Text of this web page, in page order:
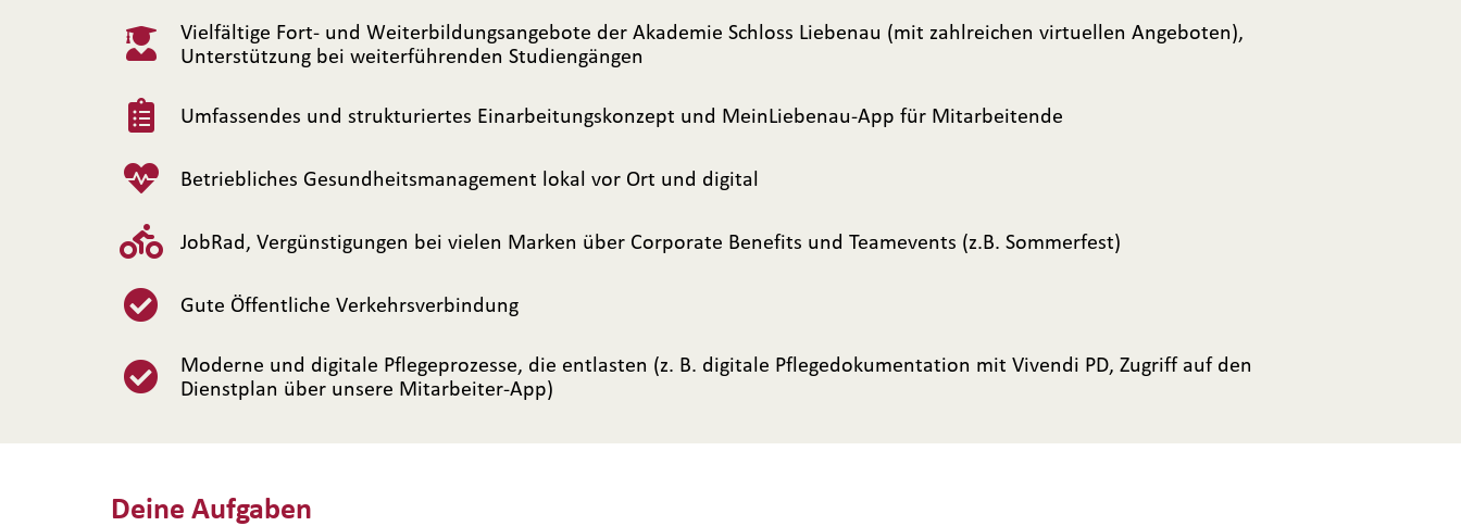
Deine Aufgaben
Vielfältige Fort- und Weiterbildungsangebote der Akademie Schloss Liebenau (mit zahlreichen virtuellen Angeboten),
Unterstützung bei weiterführenden Studiengängen
Umfassendes und strukturiertes Einarbeitungskonzept und MeinLiebenau-App für Mitarbeitende
Betriebliches Gesundheitsmanagement lokal vor Ort und digital
JobRad, Vergünstigungen bei vielen Marken über Corporate Benefits und Teamevents (z.B. Sommerfest)
Gute Öffentliche Verkehrsverbindung
Moderne und digitale Pflegeprozesse, die entlasten (z. B. digitale Pflegedokumentation mit Vivendi PD, Zugriff auf den
Dienstplan über unsere Mitarbeiter-App)